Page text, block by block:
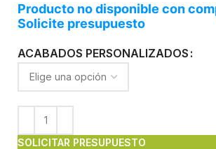
Producto no disponible con
Solicite presupuesto
ACABADOS PERSONALIZADOS
SOLICITAR PRESUPUESTO